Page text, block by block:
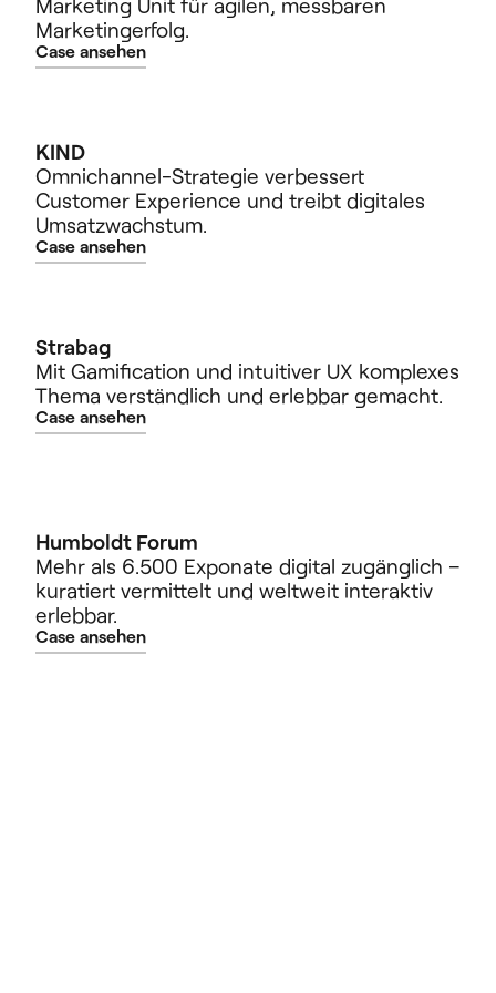
Marketingerfolg.
Case ansehen
KIND
Omnichannel-Strategie verbessert
Customer Experience und treibt digitales
Umsatzwachstum.
Case ansehen
Strabag
Mit Gamification und intuitiver UX komplexes
Thema verständlich und erlebbar gemacht.
Case ansehen
Humboldt Forum
Mehr als 6.500 Exponate digital zugänglich –
kuratiert vermittelt und weltweit interaktiv
erlebbar.
Case ansehen